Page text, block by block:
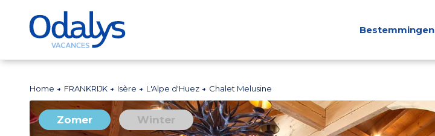
Bestemmingen
Home FRANKRIJK Isère L'Alpe d'Huez Chalet Melusine
Zomer Winter